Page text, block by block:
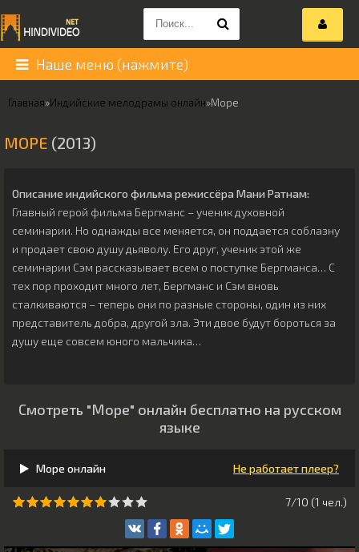
Наше меню (нажмите)
Главная»Индийские мелодрамы онлайн»Море
МОРЕ (2013)
Описание индийского фильма режиссёра Мани Ратнам:
Главный герой фильма Бергманс – ученик духовной
семинарии. Но однажды все меняется, он поддается соблазну
и продает свою душу дьяволу. Его друг, ученик этой же
семинарии Сэм рассказывает всем о поступке Бергманса… С
тех пор проходит много лет, Бергманс и Сэм вновь
сталкиваются – теперь они по разные стороны, один из них
представитель добра, другой зла. Эти двое будут бороться за
душу еще совсем юного мальчика…
Смотреть "Море" онлайн бесплатно на русском
языке
Море онлайн Не работает плеер?
7/10 (1 чeл.)